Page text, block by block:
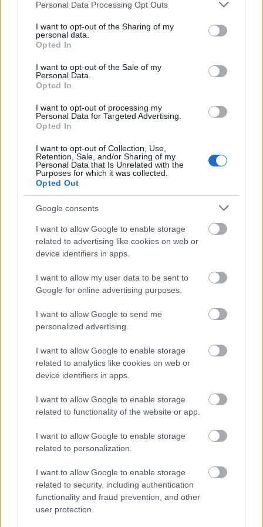
not limited to your visit or usage behaviour. You may click to
grant or deny consent to Google and its third-party tags to
use your data for below specified purposes in below Google
consent section.
Personal Data Processing Opt Outs
I want to opt-out of the Sharing of my
personal data.
Opted In
I want to opt-out of the Sale of my
Personal Data.
Opted In
I want to opt-out of processing my
Personal Data for Targeted Advertising.
Opted In
I want to opt-out of Collection, Use,
Retention, Sale, and/or Sharing of my
Personal Data that Is Unrelated with the
Purposes for which it was collected.
Opted Out
Google consents
I want to allow Google to enable storage
related to advertising like cookies on web or
device identifiers in apps.
I want to allow my user data to be sent to
Google for online advertising purposes.
I want to allow Google to send me
personalized advertising.
I want to allow Google to enable storage
related to analytics like cookies on web or
device identifiers in apps.
I want to allow Google to enable storage
related to functionality of the website or app.
I want to allow Google to enable storage
related to personalization.
I want to allow Google to enable storage
related to security, including authentication
functionality and fraud prevention, and other
user protection.
Leeds – 32%
Norwich – 30%
De cealaltă parte, orașele considerate cele mai
„credincioase” includ Edinburgh (55% dintre
locuitori afirmă că nu au înșelat niciodată),
Nottingham (48%), Liverpool și Birmingham
(ambele cu 44%) și Newcastle (42%).
Cum trebuie interpretat acest studiu?
Rosie Maskell, senior marketing executive la MrQ,
subliniază că aceste concluzii trebuie privite cu
scepticism, deoarece ele reflectă percepțiile celor
care au participat la studiu, și nu realitatea
universală. Infidelitatea nu este, în esență, un
„Deciziile și acțiunile fiecărei persoane sunt cele
care definesc comportamentul de infidelitate, nu
trăsăturile fizice”, menționează Maskell.
Cifre care arată importanța loialității
În ciuda statisticilor legate de infidelitate, studiul
loialitatea rămâne un aspect valoros într-o relație.
Aproximativ 39% dintre cei care au fost trădați au
decis să pună capăt relației imediat, ceea ce
demonstrează că fidelitatea rămâne o valoare
centrală pentru mulți.
Deși tehnologia poate dezvălui informații inedite,
acest studiu este un exemplu al limitelor acestor
generalizări. Infidelitatea nu poate fi ghicită pe